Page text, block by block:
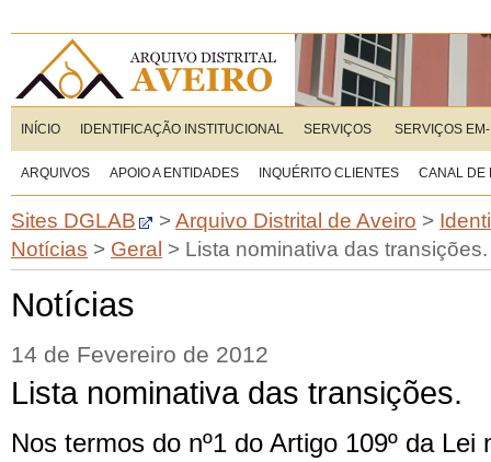
INÍCIO IDENTIFICAÇÃO INSTITUCIONAL SERVIÇOS SERVIÇOS
ARQUIVOS APOIO A ENTIDADES INQUÉRITO CLIENTES CANAL DE
Sites DGLAB >Arquivo Distrital de Aveiro >
Notícias > Geral > Lista nominativa das transições.
Notícias
14 de Fevereiro de 2012
Lista nominativa das transições.
Nos termos do nº1 do Artigo 109º da Lei